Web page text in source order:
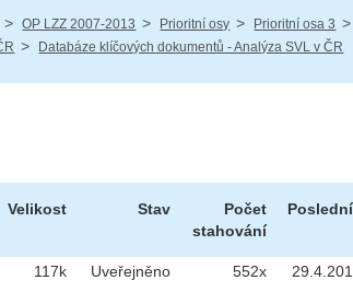
/ OP LZZ 2007-2013 / Prioritní osy / Prioritní osa 3 /
/ Databáze klíčových dokumentů - Analýza SVL v ČR
Velikost Stav
Počet
stahování
117k Uveřejněno 552x